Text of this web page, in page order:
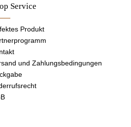
Service
Produkt
und Zahlungsbedingungen